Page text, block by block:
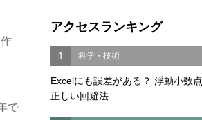
で
アクセスランキング
1 科学・技術
Excelにも誤差がある？ 浮動小数
正しい回避法